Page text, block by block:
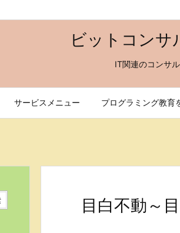
ビットコンサ
IT関連のコンサ
サービスメニュー プログラミング教育
目白不動～